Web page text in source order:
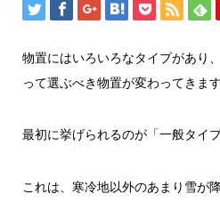
物置にはいろいろなタイプがあり
って選ぶべき物置が変わってきます
最初に挙げられるのが「一般タイプ
これは、寒冷地以外のあまり雪が